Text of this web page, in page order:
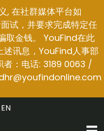
, 在社群媒体平台如
试，并要求完成特定任
取金钱。 YouFind在此
述讯息，YouFind人事部
者：电话: 3189 0063 /
EN